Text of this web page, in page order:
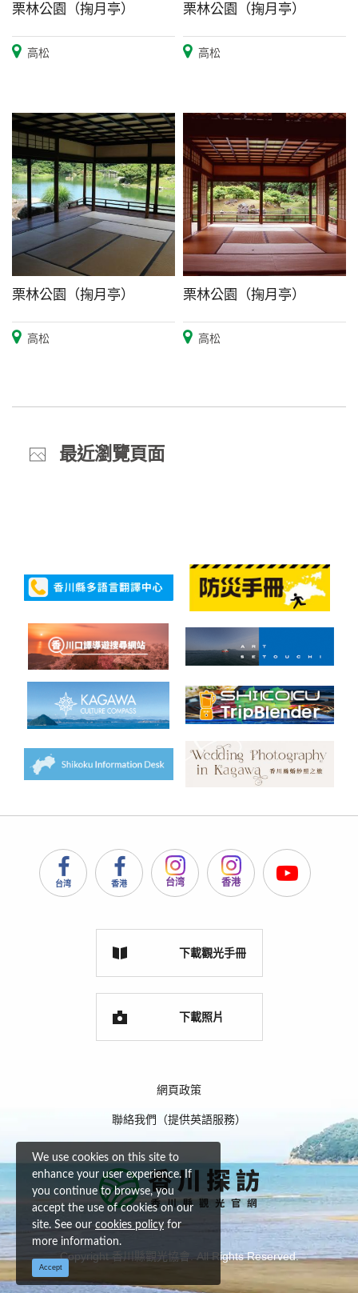
栗林公園（掬月亭）
高松
栗林公園（掬月亭）
高松
栗林公園（掬月亭）
高松
栗林公園（掬月亭）
高松
最近瀏覽頁面
台湾 香港 台湾 香港
下載觀光手冊
下載照片
網頁政策
聯絡我們（提供英語服務）
Copyright 香川縣觀光協會. All Rights Reserved.
We use cookies on this site to
enhance your user experience. If
you continue to browse, you
accept the use of cookies on our
site. See our cookies policy for
more information.
Accept